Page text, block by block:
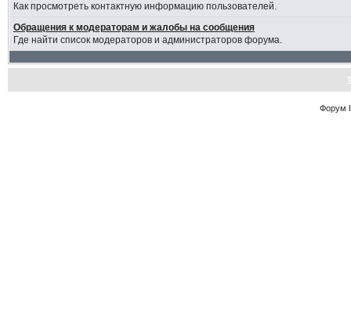
Как просмотреть контактную информацию пользователей.
Обращения к модераторам и жалобы на сообщения
Где найти список модераторов и администраторов форума.
Форум